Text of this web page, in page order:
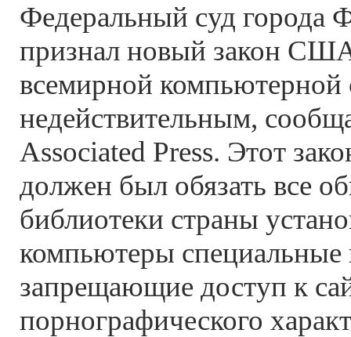
Федеральный суд города
признал новый закон
всемирной компьютерной
недействительным,
Associated Press. Этот
должен был обязать все
библиотеки страны
компьютеры специальные
запрещающие доступ к
порнографического